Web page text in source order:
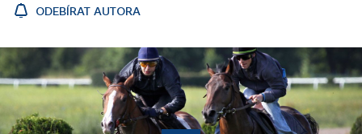
ODEBÍRAT AUTORA